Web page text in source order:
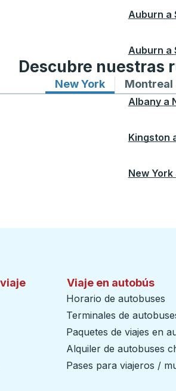
Auburn a
Auburn a
Descubre nuestras
New YorkRutas de
Montreal
Albany a
Kingston
New York
Viaje en autobús
Horario de autobuses
Terminales de
Paquetes de viajes en
Alquiler de autobuses
Pases para viajeros /